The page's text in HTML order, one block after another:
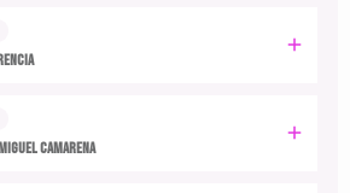
CAMARENA